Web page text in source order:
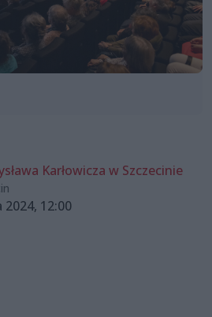
Karłowicza w Szczecinie
12:00